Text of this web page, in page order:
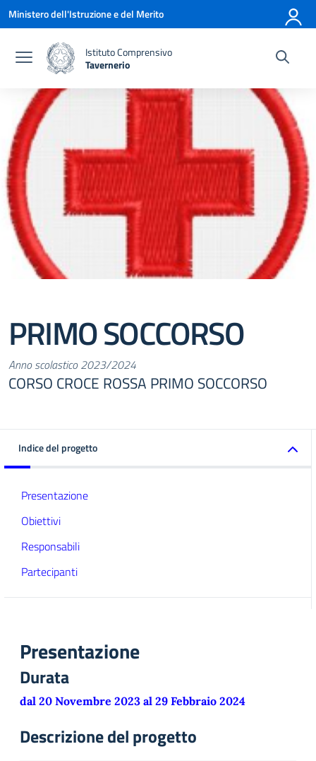
Vai ai contenuti
Vai al menu di navigazione
Vai al footer
Ministero dell'Istruzione e del Merito
Istituto Comprensivo
Tavernerio
PRIMO SOCCORSO
Anno scolastico 2023/2024
CORSO CROCE ROSSA PRIMO SOCCORSO
Indice del progetto
Presentazione
Obiettivi
Responsabili
Partecipanti
Presentazione
Durata
dal 20 Novembre 2023 al 29 Febbraio 2024
Descrizione del progetto